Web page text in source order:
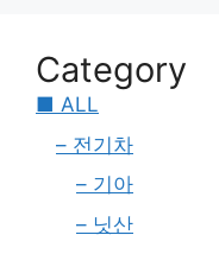
Category
■ ALL
– 전기차
– 기아
– 닛산